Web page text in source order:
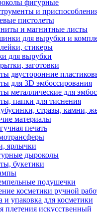
фигурные
и
пистолеты
и магнитные листы
для вырубки и
стикеры
для вырубки
заготовки
двусторонние
для 3D эмбоссирования
металлические для
папки для тиснения
стразы, камни,
материалы
печать
ярлычки
дыроколы
букетики
подушечки
косметики ручной
и упаковка для косметики
плетения искусственный